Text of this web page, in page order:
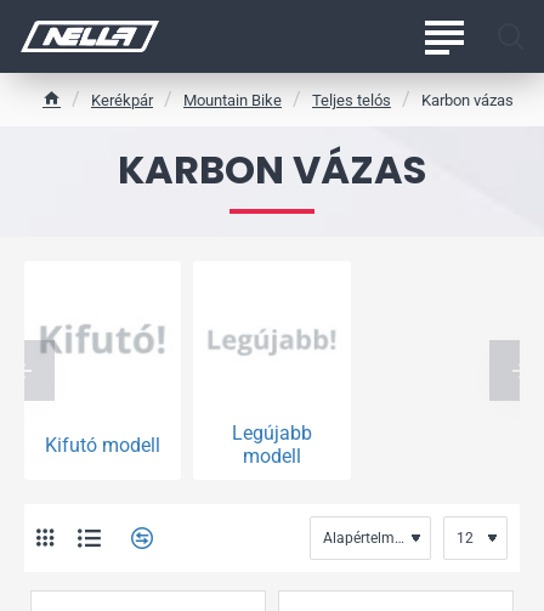
KARBON VÁZAS
Kerékpár Mountain Bike Teljes telós Karbon vázas
Kifutó modell
Legújabb
modell